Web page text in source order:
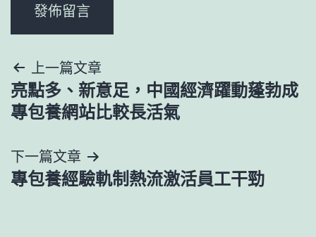
文
章
覽
上一篇文章
亮點多、新意足，中國經濟躍動蓬勃成
專包養網站比較長活氣
下一篇文章
專包養經驗軌制熱流激活員工干勁